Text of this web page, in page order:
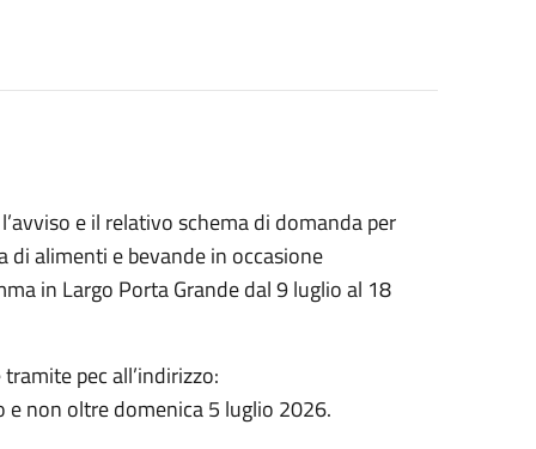
e il relativo schema di domanda per
di alimenti e bevande in occasione
in Largo Porta Grande dal 9 luglio al 18
pec all’indirizzo:
e non oltre domenica 5 luglio 2026.